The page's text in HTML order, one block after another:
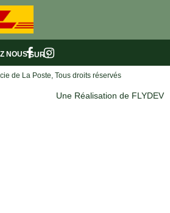
SUR :
NOUS
de La Poste, Tous droits réservés
Une Réalisation de FLYDEV